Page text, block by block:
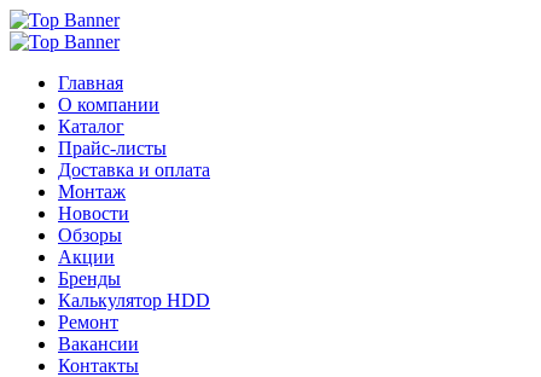
Главная
О компании
Каталог
Прайс-листы
Доставка и оплата
Монтаж
Новости
Обзоры
Акции
Бренды
Калькулятор HDD
Ремонт
Вакансии
Контакты